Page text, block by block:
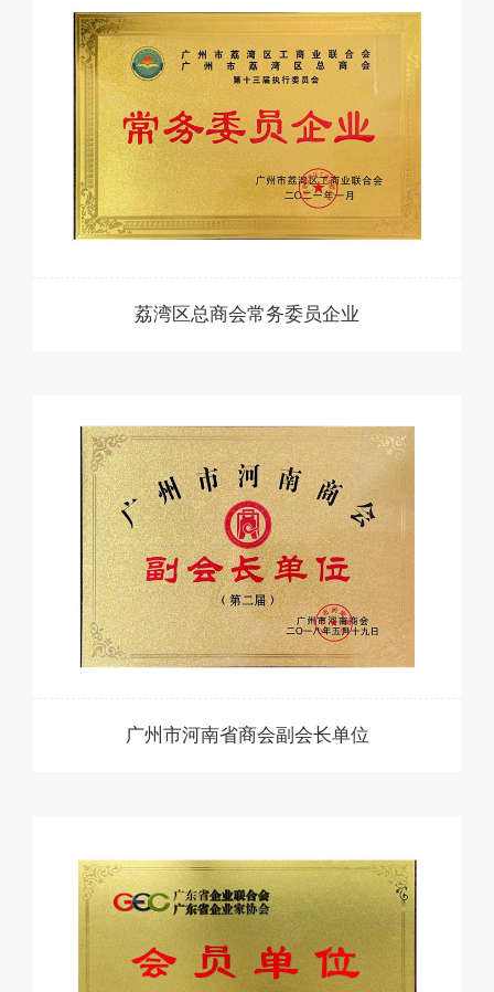
荔湾区总商会常务委员企业
广州市河南省商会副会长单位